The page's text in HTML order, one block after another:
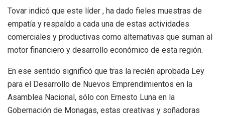
Tovar indicó que este líder , ha dado fieles muestras de
empatía y respaldo a cada una de estas actividades
comerciales y productivas como alternativas que suman al
motor financiero y desarrollo económico de esta región.
En ese sentido significó que tras la recién aprobada Ley
para el Desarrollo de Nuevos Emprendimientos en la
Asamblea Nacional, sólo con Ernesto Luna en la
Gobernación de Monagas, estas creativas y soñadoras